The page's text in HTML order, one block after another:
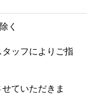
く
ッフによりご指
ていただきま